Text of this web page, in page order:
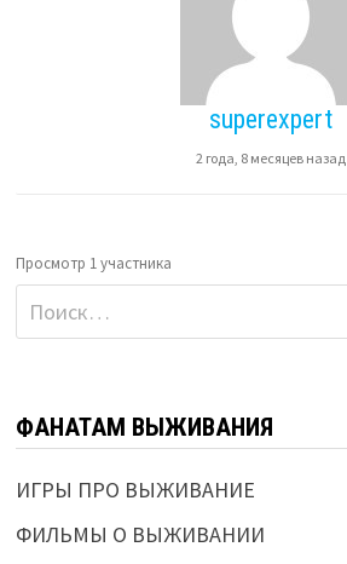
superexpert
2 года, 8 месяцев назад
Просмотр 1 участника
Найти:
ФАНАТАМ ВЫЖИВАНИЯ
ИГРЫ ПРО ВЫЖИВАНИЕ
ФИЛЬМЫ О ВЫЖИВАНИИ